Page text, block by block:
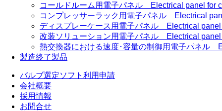
コールドルーム用電子パネル Electrical panel for
コンプレッサーラック用電子パネル Electrical
ディスプレーケース用電子パネル Electrical panel
改装ソリューション用電子パネル Electrical panel
熱交換器における速度･容量の制御用電子パネル
製造終了製品
バルブ選定ソフト利用申請
会社概要
採用情報
お問合せ